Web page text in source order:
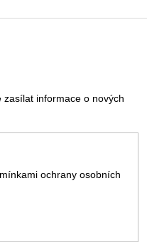
informace o nových
ochrany osobních